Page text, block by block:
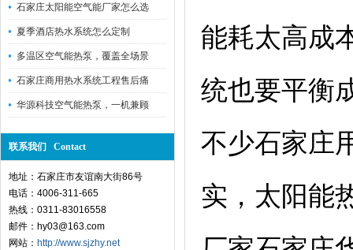
石家庄太阳能空气能厂家怎么选
夏季酒店热水系统怎么定制
多温区空气能热泵，覆盖全场景
石家庄商用热水系统工程售后痛
华源科技空气能热泵，一机兼顾
联系我们 Contact
地址：石家庄市友谊南大街86号
电话：4006-311-665
热线：0311-83016558
邮件：hy03@163.com
网站： http://www.sjzhy.net
能耗太高成
统也要平衡
不少石家庄
实，太阳能